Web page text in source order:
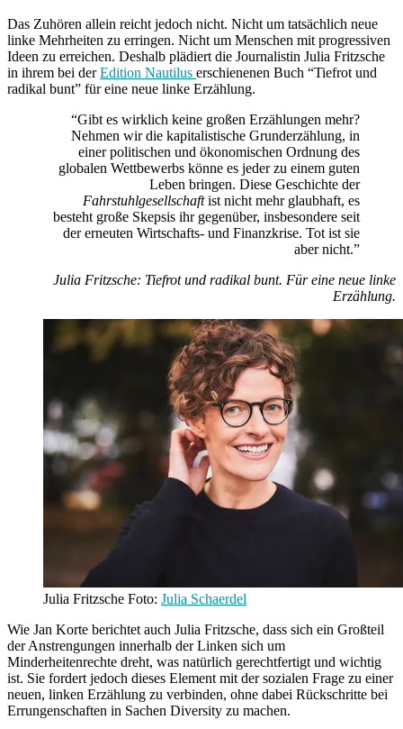
Das Zuhören allein reicht jedoch nicht. Nicht um tatsächlich neue
linke Mehrheiten zu erringen. Nicht um Menschen mit progressiven
Ideen zu erreichen. Deshalb plädiert die Journalistin Julia Fritzsche
in ihrem bei derEdition Nautilus erschienenen Buch “Tiefrot und
radikal bunt” für eine neue linke Erzählung.
“Gibt es wirklich keine großen Erzählungen mehr?
Nehmen wir die kapitalistische Grunderzählung, in
einer politischen und ökonomischen Ordnung des
globalen Wettbewerbs könne es jeder zu einem guten
Leben bringen. Diese Geschichte der
Fahrstuhlgesellschaftist nicht mehr glaubhaft, es
besteht große Skepsis ihr gegenüber, insbesondere seit
der erneuten Wirtschafts- und Finanzkrise. Tot ist sie
aber nicht.”
Julia Fritzsche: Tiefrot und radikal bunt. Für eine neue linke
Erzählung.
Julia Fritzsche Foto: Julia Schaerdel
Wie Jan Korte berichtet auch Julia Fritzsche, dass sich ein Großteil
der Anstrengungen innerhalb der Linken sich um
Minderheitenrechte dreht, was natürlich gerechtfertigt und wichtig
ist. Sie fordert jedoch dieses Element mit der sozialen Frage zu einer
neuen, linken Erzählung zu verbinden, ohne dabei Rückschritte bei
Errungenschaften in Sachen Diversity zu machen.